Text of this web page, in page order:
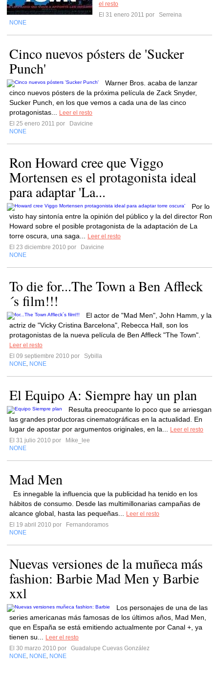
el resto
El 31 enero 2011 por
Serreina
NONE
Cinco nuevos pósters de 'Sucker
Punch'
Warner Bros. acaba de lanzar
cinco nuevos pósters de la próxima película de Zack Snyder,
Sucker Punch, en los que vemos a cada una de las cinco
protagonistas...
Leer el resto
El 25 enero 2011 por
Davicine
NONE
Ron Howard cree que Viggo
Mortensen es el protagonista ideal
para adaptar 'La...
Por lo
visto hay sintonía entre la opinión del público y la del director Ron
Howard sobre el posible protagonista de la adaptación de La
torre oscura, una saga...
Leer el resto
El 23 diciembre 2010 por
Davicine
NONE
To die for...The Town a Ben Affleck
´s film!!!
El actor de "Mad Men", John Hamm, y la
actriz de "Vicky Cristina Barcelona", Rebecca Hall, son los
protagonistas de la nueva película de Ben Affleck "The Town".
Leer el resto
El 09 septiembre 2010 por
Sybilla
NONE NONE
El Equipo A: Siempre hay un plan
Resulta preocupante lo poco que se arriesgan
las grandes productoras cinematográficas en la actualidad. En
lugar de apostar por argumentos originales, en la...
Leer el resto
El 31 julio 2010 por
Mike_lee
NONE
Mad Men
Es innegable la influencia que la publicidad ha tenido en los
hábitos de consumo. Desde las multimillonarias campañas de
alcance global, hasta las pequeñas...
Leer el resto
El 19 abril 2010 por
Fernandoramos
NONE
Nuevas versiones de la muñeca más
fashion: Barbie Mad Men y Barbie
xxl
Los personajes de una de las
series americanas más famosas de los últimos años, Mad Men,
que en España se está emitiendo actualmente por Canal +, ya
tienen su...
Leer el resto
El 30 marzo 2010 por
Guadalupe Cuevas González
NONE NONE NONE